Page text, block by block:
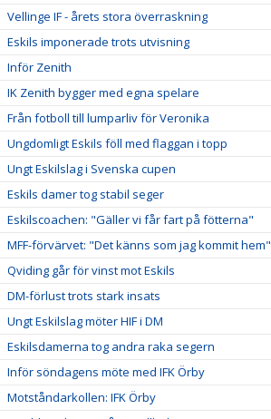
Vellinge IF - årets stora överraskning
Eskils imponerade trots utvisning
Inför Zenith
IK Zenith bygger med egna spelare
Från fotboll till lumparliv för Veronika
Ungdomligt Eskils föll med flaggan i topp
Ungt Eskilslag i Svenska cupen
Eskils damer tog stabil seger
Eskilscoachen: "Gäller vi får fart på fötterna"
MFF-förvärvet: "Det känns som jag kommit hem"
Qviding går för vinst mot Eskils
DM-förlust trots stark insats
Ungt Eskilslag möter HIF i DM
Eskilsdamerna tog andra raka segern
Inför söndagens möte med IFK Örby
Motståndarkollen: IFK Örby